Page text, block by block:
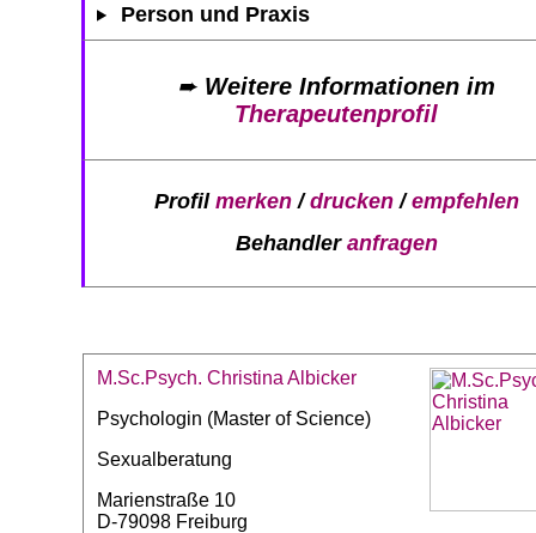
Person und Praxis
➨ Weitere Informationen im
Therapeutenprofil
Profil merken/drucken/empfehlen
Behandler anfragen
M.Sc.Psych. Christina Albicker
Psychologin (Master of Science)
Sexualberatung
Marienstraße 10
D-79098 Freiburg